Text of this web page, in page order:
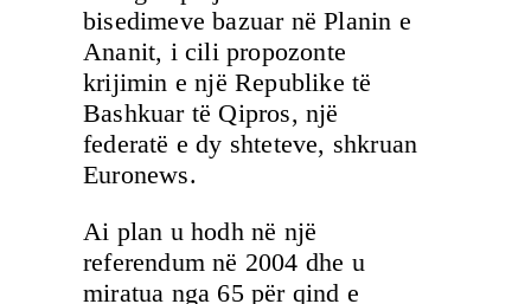
bisedimeve bazuar në Planin e
Ananit, i cili propozonte
krijimin e një Republike të
Bashkuar të Qipros, një
federatë e dy shteteve, shkruan
Euronews.
Ai plan u hodh në një
referendum në 2004 dhe u
miratua nga 65 për qind e